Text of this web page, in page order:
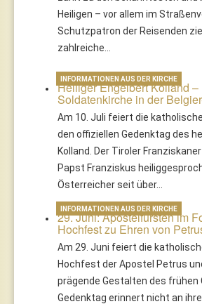
Heiligen – vor allem im
Schutzpatron der Reisenden
zahlreiche…
Heiliger Engelbert Kolland –
Soldatenkirche in der
Am 10. Juli feiert die
den offiziellen Gedenktag des
Kolland. Der Tiroler
Papst Franziskus
Österreicher seit über…
INFORMATIONEN AUS DER KIRCHE
29. Juni: Apostelfürsten im
Hochfest zu Ehren von
Am 29. Juni feiert die
Hochfest der Apostel Petrus
prägende Gestalten des frühen
Gedenktag erinnert nicht an
INFORMATIONEN AUS DER KIRCHE